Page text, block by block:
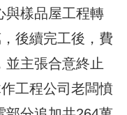
與樣品屋工程轉
後續完工後，費
並主張合意終止
工程公司老闆憤